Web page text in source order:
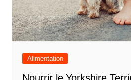
Alimentation
Nourrir le Yorkshire